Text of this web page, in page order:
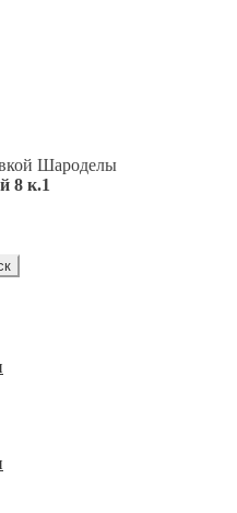
Шароделы
8 к.1